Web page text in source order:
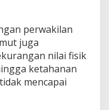
perwakilan
juga
nilai fisik
ketahanan
mencapai